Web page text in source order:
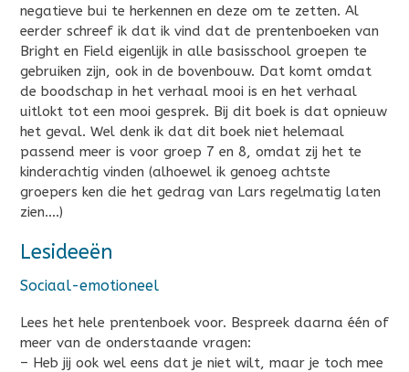
negatieve bui te herkennen en deze om te zetten. Al
eerder schreef ik dat ik vind dat de prentenboeken van
Bright en Field eigenlijk in alle basisschool groepen te
gebruiken zijn, ook in de bovenbouw. Dat komt omdat
de boodschap in het verhaal mooi is en het verhaal
uitlokt tot een mooi gesprek. Bij dit boek is dat opnieuw
het geval. Wel denk ik dat dit boek niet helemaal
passend meer is voor groep 7 en 8, omdat zij het te
kinderachtig vinden (alhoewel ik genoeg achtste
groepers ken die het gedrag van Lars regelmatig laten
zien….)
Lesideeën
Sociaal-emotioneel
Lees het hele prentenboek voor. Bespreek daarna één of
meer van de onderstaande vragen:
– Heb jij ook wel eens dat je niet wilt, maar je toch mee